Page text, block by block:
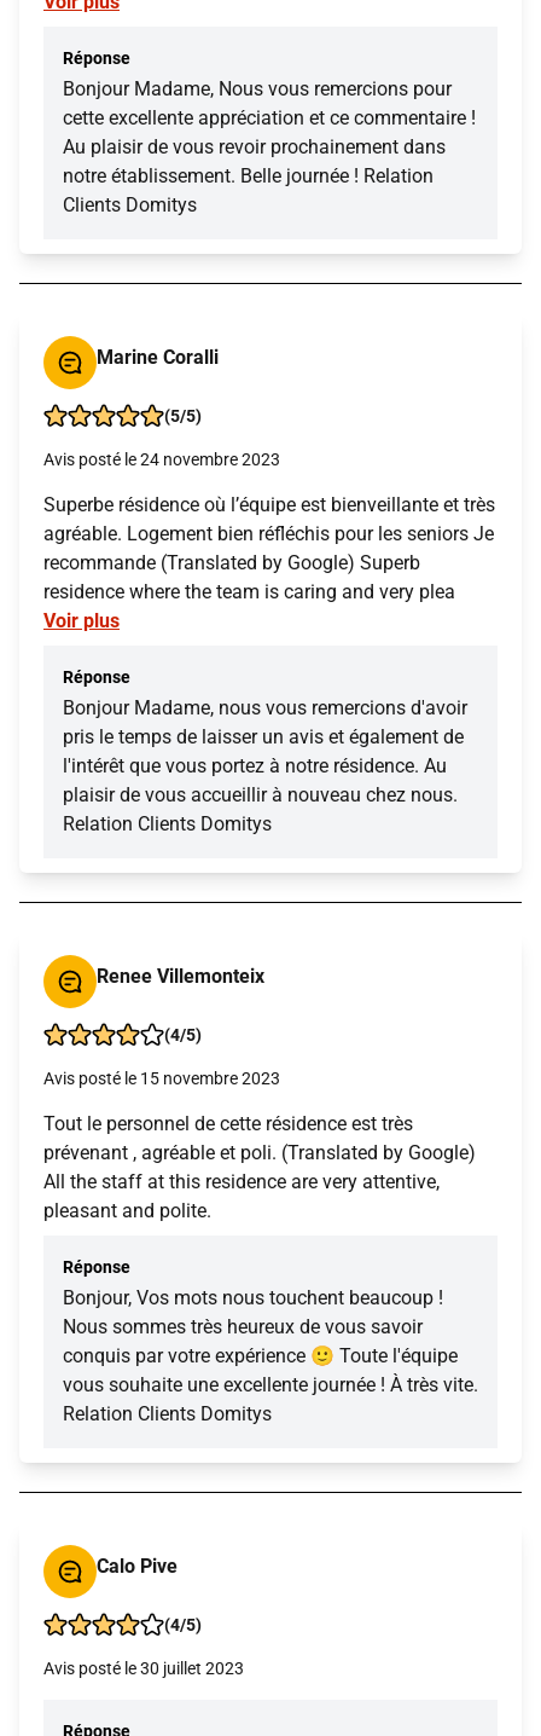
Réponse
Bonjour Madame, Nous vous remercions pour
cette excellente appréciation et ce commentaire !
Au plaisir de vous revoir prochainement dans
notre établissement. Belle journée ! Relation
Clients Domitys
Marine Coralli
(5/5)
Avis posté le 24 novembre 2023
Superbe résidence où l’équipe est bienveillante et très
agréable. Logement bien réfléchis pour les seniors Je
recommande (Translated by Google) Superb
residence where the team is caring and very plea
Voir plus
Réponse
Bonjour Madame, nous vous remercions d'avoir
pris le temps de laisser un avis et également de
l'intérêt que vous portez à notre résidence. Au
plaisir de vous accueillir à nouveau chez nous.
Relation Clients Domitys
Renee Villemonteix
(4/5)
Avis posté le 15 novembre 2023
Tout le personnel de cette résidence est très
prévenant , agréable et poli. (Translated by Google)
All the staff at this residence are very attentive,
pleasant and polite.
Réponse
Bonjour, Vos mots nous touchent beaucoup !
Nous sommes très heureux de vous savoir
conquis par votre expérience 🙂 Toute l'équipe
vous souhaite une excellente journée ! À très vite.
Relation Clients Domitys
Calo Pive
(4/5)
Avis posté le 30 juillet 2023
Réponse